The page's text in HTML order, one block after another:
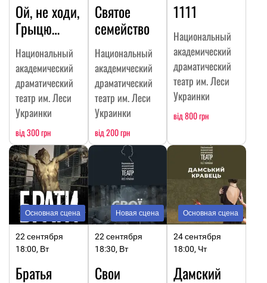
Ой, не ходи,
Грыцю…
Национальный
академический
драматический
театр им. Леси
Украинки
від 300 грн
Святое
семейство
Национальный
академический
драматический
театр им. Леси
Украинки
від 200 грн
1111
Национальный
академический
драматический
театр им. Леси
Украинки
від 800 грн
Основная сцена
22 сентября
18:00, Вт
Братья
Новая сцена
22 сентября
18:30, Вт
Свои
Основная сцена
24 сентября
18:00, Чт
Дамский